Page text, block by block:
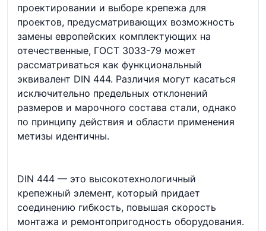
проектировании и выборе крепежа для
проектов, предусматривающих возможность
замены европейских комплектующих на
отечественные, ГОСТ 3033-79 может
рассматриваться как функциональный
эквивалент DIN 444. Различия могут касаться
исключительно предельных отклонений
размеров и марочного состава стали, однако
по принципу действия и области применения
метизы идентичны.
DIN 444 — это высокотехнологичный
крепежный элемент, который придает
соединению гибкость, повышая скорость
монтажа и ремонтопригодность оборудования.